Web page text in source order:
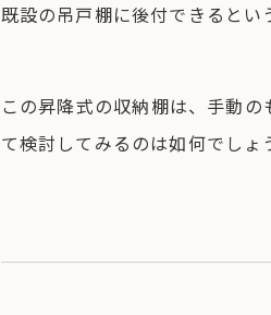
既設の吊戸棚に後付できるとい
この昇降式の収納棚は、手動
て検討してみるのは如何でしょ